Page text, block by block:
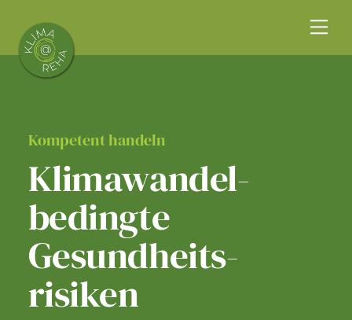
content
Kompetent handeln
Klimawandel­
bedingte
Gesundheits­
risiken